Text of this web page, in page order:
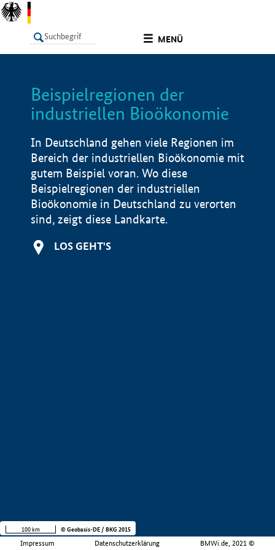
MENÜ
LISTE
Beispielregionen der
industriellen Bioökonomie
In Deutschland gehen viele Regionen im
Bereich der industriellen Bioökonomie mit
gutem Beispiel voran. Wo diese
Beispielregionen der industriellen
Bioökonomie in Deutschland zu verorten
sind, zeigt diese Landkarte.
LOS GEHT'S
Impressum Datenschutzerklärung BMWi.de, 2021 ©
100 km © Geobasis-DE / BKG 2015